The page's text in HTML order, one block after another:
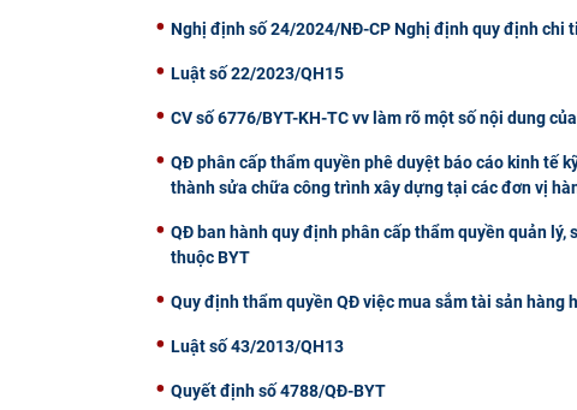
Nghị định số 24/2024/NĐ-CP Nghị định quy định chi
Luật số 22/2023/QH15
CV số 6776/BYT-KH-TC vv làm rõ một số nội dung
QĐ phân cấp thẩm quyền phê duyệt báo cáo kinh tế
thành sửa chữa công trình xây dựng tại các đơn vị
QĐ ban hành quy định phân cấp thẩm quyền quản
thuộc BYT
Quy định thẩm quyền QĐ việc mua sắm tài sản hàng
Luật số 43/2013/QH13
Quyết định số 4788/QĐ-BYT